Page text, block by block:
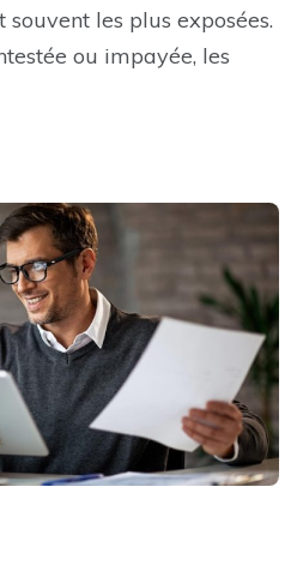
souvent les plus exposées.
ou impayée, les